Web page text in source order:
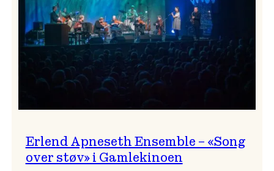
havet,
sommar
og
nostalgi
Erlend Apneseth Ensemble – «Song
over støv» i Gamlekinoen